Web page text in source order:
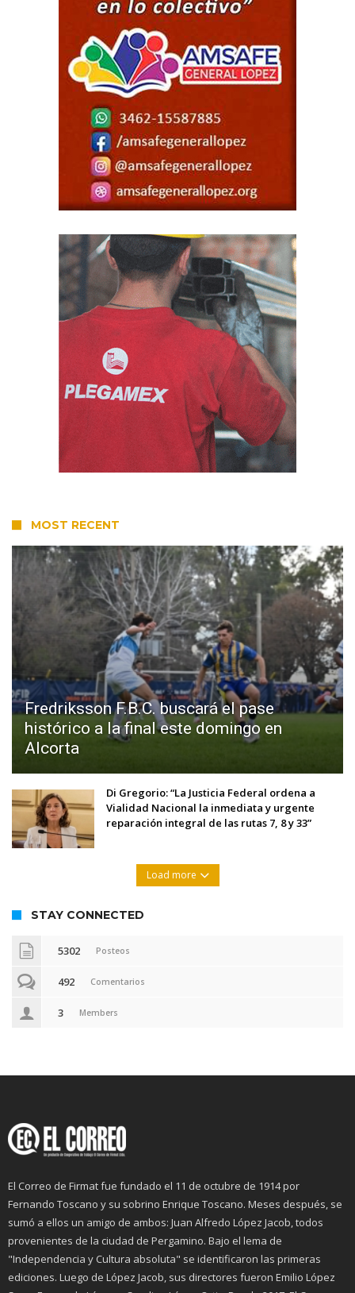
MOST RECENT
Fredriksson F.B.C. buscará el pase
histórico a la final este domingo en
Alcorta
Di Gregorio: “La Justicia Federal ordena a
Vialidad Nacional la inmediata y urgente
reparación integral de las rutas 7, 8 y 33”
Load more
STAY CONNECTED
5302 Posteos
492 Comentarios
3 Members
El Correo de Firmat fue fundado el 11 de octubre de 1914 por
Fernando Toscano y su sobrino Enrique Toscano. Meses después, se
sumó a ellos un amigo de ambos: Juan Alfredo López Jacob, todos
provenientes de la ciudad de Pergamino. Bajo el lema de
"Independencia y Cultura absoluta" se identificaron las primeras
ediciones. Luego de López Jacob, sus directores fueron Emilio López